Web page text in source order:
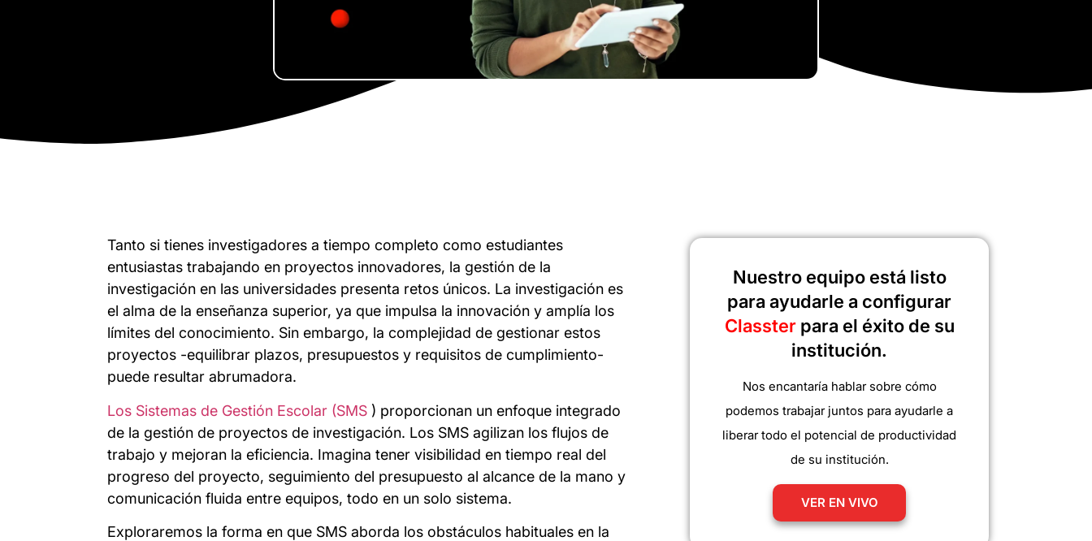
Tanto si tienes investigadores a tiempo completo como estudiantes
entusiastas trabajando en proyectos innovadores, la gestión de la
investigación en las universidades presenta retos únicos. La investigación es
el alma de la enseñanza superior, ya que impulsa la innovación y amplía los
límites del conocimiento. Sin embargo, la complejidad de gestionar estos
proyectos -equilibrar plazos, presupuestos y requisitos de cumplimiento-
puede resultar abrumadora.
Los Sistemas de Gestión Escolar (SMS ) proporcionan un enfoque integrado
de la gestión de proyectos de investigación. Los SMS agilizan los flujos de
trabajo y mejoran la eficiencia. Imagina tener visibilidad en tiempo real del
progreso del proyecto, seguimiento del presupuesto al alcance de la mano y
comunicación fluida entre equipos, todo en un solo sistema.
Exploraremos la forma en que SMS aborda los obstáculos habituales en la
Nuestro equipo está listo
para ayudarle a configurar
Classter para el éxito de su
institución.
Nos encantaría hablar sobre cómo
podemos trabajar juntos para ayudarle a
liberar todo el potencial de productividad
de su institución.
VER EN VIVO